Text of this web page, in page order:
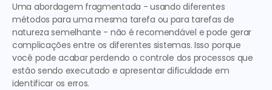
Uma abordagem fragmentada - usando diferentes
métodos para uma mesma tarefa ou para tarefas de
natureza semelhante - não é recomendável e pode gerar
complicações entre os diferentes sistemas. Isso porque
você pode acabar perdendo o controle dos processos que
estão sendo executado e apresentar dificuldade em
identificar os erros.